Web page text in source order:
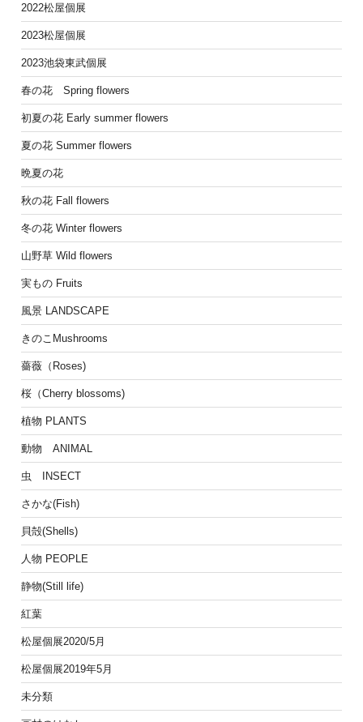
2022松屋個展
2023松屋個展
2023池袋東武個展
春の花 Spring flowers
初夏の花 Early summer flowers
夏の花 Summer flowers
晩夏の花
秋の花 Fall flowers
冬の花 Winter flowers
山野草 Wild flowers
実もの Fruits
風景 LANDSCAPE
きのこMushrooms
薔薇（Roses)
桜（Cherry blossoms)
植物 PLANTS
動物 ANIMAL
虫 INSECT
さかな(Fish)
貝殻(Shells)
人物 PEOPLE
静物(Still life)
紅葉
松屋個展2020/5月
松屋個展2019年5月
未分類